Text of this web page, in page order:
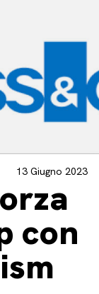
13 Giugno 2023
con